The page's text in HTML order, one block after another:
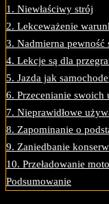
1. Niewłaściwy strój
2. Lekceważenie
3. Nadmierna pewność
4. Lekcje są dla
5. Jazda jak
6. Przecenianie swoich
7. Nieprawidłowe
8. Zapominanie o
9. Zaniedbanie
10. Przeładowanie
Podsumowanie